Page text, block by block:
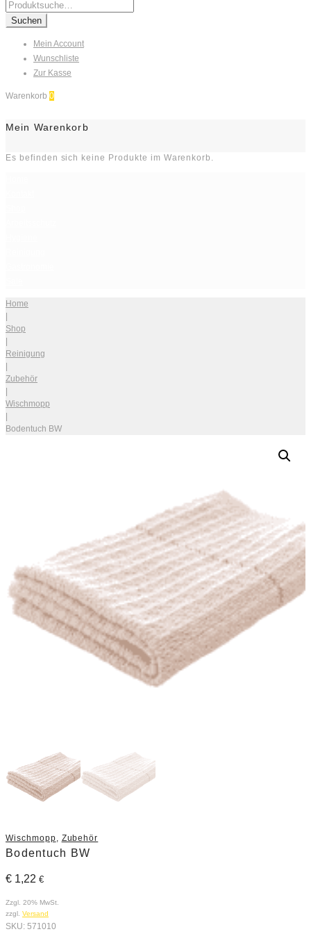
Search
for:
Suchen
Mein Account
Wunschliste
Zur Kasse
Warenkorb 0
Mein Warenkorb
Es befinden sich keine Produkte im Warenkorb.
Home
|
Shop
|
Reinigung
|
Zubehör
|
Wischmopp
|
Bodentuch BW
Wischmopp Zubehör
Bodentuch BW
€ 1,22 €
Zzgl. 20% MwSt.
zzgl. Versand
SKU: 571010